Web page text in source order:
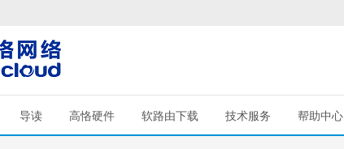
导读 高恪硬件 软路由下载 技术服务 帮助中心